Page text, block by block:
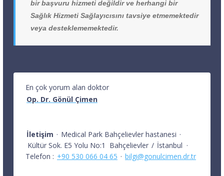
bir başvuru hizmeti değildir ve herhangi bir
Sağlık Hizmeti Sağlayıcısını tavsiye etmemektedir
veya desteklememektedir.
En çok yorum alan doktor
Op. Dr. Gönül Çimen
İletişim · Medical Park Bahçelievler hastanesi ·
Kültür Sok. E5 Yolu No:1
Bahçelievler / İstanbul ·
Telefon : +90 530 066 04 65 · bilgi@gonulcimen.dr.tr